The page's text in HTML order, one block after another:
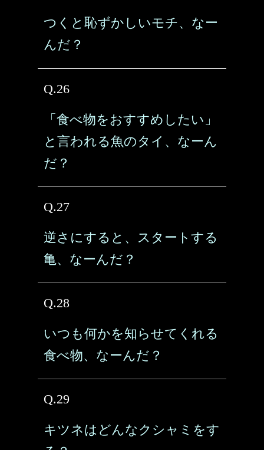
つくと恥ずかしいモチ、なー
んだ？
Q.26
「食べ物をおすすめしたい」
と言われる魚のタイ、なーん
だ？
Q.27
逆さにすると、スタートする
亀、なーんだ？
Q.28
いつも何かを知らせてくれる
食べ物、なーんだ？
Q.29
キツネはどんなクシャミをす